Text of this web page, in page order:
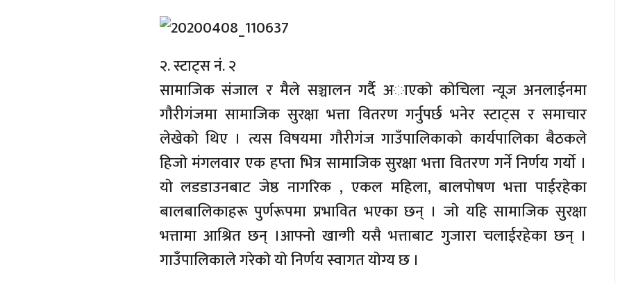
२. स्टाट्स नं. २
सामाजिक संजाल र मैले सञ्चालन गर्दै अाएकाे काेचिला न्यूज अनलाईनमा
गाैरीगंजमा सामाजिक सुरक्षा भत्ता वितरण गर्नुपर्छ भनेर स्टाट्स र समाचार
लेखेकाे थिए । त्यस विषयमा गाैरीगंज गाउँपालिकाकाे कार्यपालिका बैठकले
हिजाे मंगलवार एक हप्ता भित्र सामाजिक सुरक्षा भत्ता वितरण गर्ने निर्णय गर्याे ।
याे लडडाउनबाट जेष्ठ नागरिक , एकल महिला, बालपाेषण भत्ता पाईरहेका
बालबालिकाहरू पुर्णरूपमा प्रभावित भएका छन् । जाे यहि सामाजिक सुरक्षा
भत्तामा आश्रित छन् ।आफ्नाे खान्गी यसै भत्ताबाट गुजारा चलाईरहेका छन् ।
गाउँपालिकाले गरेकाे याे निर्णय स्वागत याेग्य छ ।